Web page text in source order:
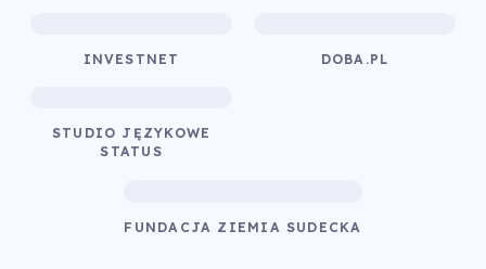
INVESTNET DOBA.PL
STUDIO JĘZYKOWE
STATUS
FUNDACJA ZIEMIA SUDECKA